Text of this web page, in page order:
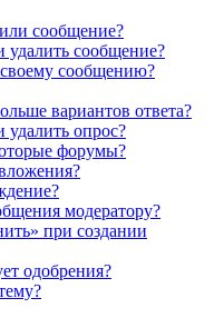
сообщение?
удалить сообщение?
сообщению?
вариантов ответа?
удалить опрос?
форумы?
модератору?
при создании
одобрения?